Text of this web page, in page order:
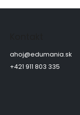
Z
ahoj@edumania.sk
+421 911 803 335